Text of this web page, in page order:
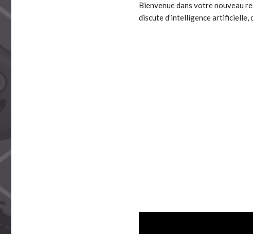
Bienvenue dans votre nouveau
discute d’intelligence artificielle,